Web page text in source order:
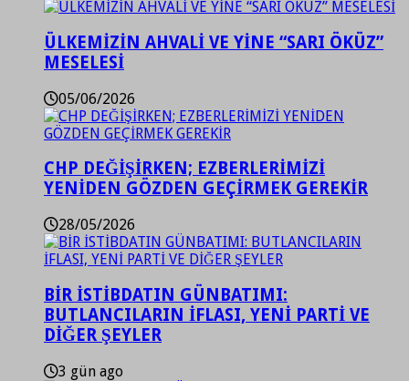
ÜLKEMİZİN AHVALİ VE YİNE “SARI ÖKÜZ”
MESELESİ
05/06/2026
CHP DEĞİŞİRKEN; EZBERLERİMİZİ
YENİDEN GÖZDEN GEÇİRMEK GEREKİR
28/05/2026
BİR İSTİBDATIN GÜNBATIMI:
BUTLANCILARIN İFLASI, YENİ PARTİ VE
DİĞER ŞEYLER
3 gün ago